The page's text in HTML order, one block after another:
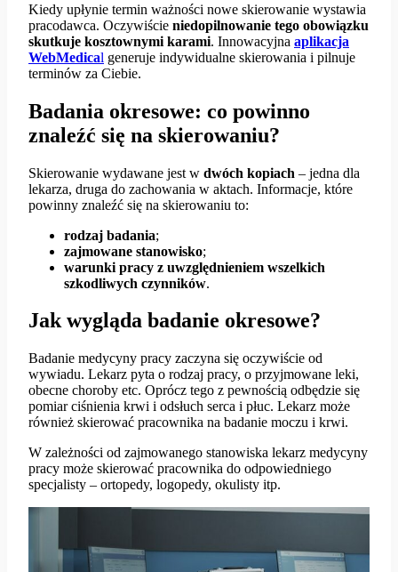
Kiedy upłynie termin ważności nowe skierowanie wystawia
pracodawca. Oczywiście niedopilnowanie tego obowiązku
skutkuje kosztownymi karami. Innowacyjna aplikacja
WebMedical generuje indywidualne skierowania i pilnuje
terminów za Ciebie.
Badania okresowe: co powinno
znaleźć się na skierowaniu?
Skierowanie wydawane jest w dwóch kopiach – jedna dla
lekarza, druga do zachowania w aktach. Informacje, które
powinny znaleźć się na skierowaniu to:
rodzaj badania;
zajmowane stanowisko;
warunki pracy z uwzględnieniem wszelkich
szkodliwych czynników.
Jak wygląda badanie okresowe?
Badanie medycyny pracy zaczyna się oczywiście od
wywiadu. Lekarz pyta o rodzaj pracy, o przyjmowane leki,
obecne choroby etc. Oprócz tego z pewnością odbędzie się
pomiar ciśnienia krwi i odsłuch serca i płuc. Lekarz może
również skierować pracownika na badanie moczu i krwi.
W zależności od zajmowanego stanowiska lekarz medycyny
pracy może skierować pracownika do odpowiedniego
specjalisty – ortopedy, logopedy, okulisty itp.